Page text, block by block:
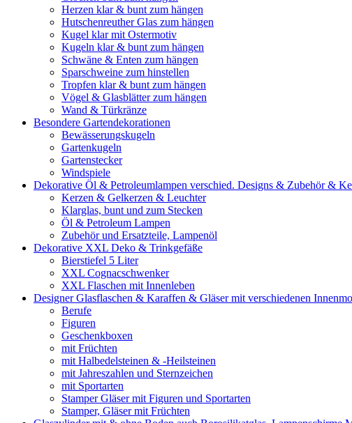
Herzen klar & bunt zum hängen
Hutschenreuther Glas zum hängen
Kugel klar mit Ostermotiv
Kugeln klar & bunt zum hängen
Schwäne & Enten zum hängen
Sparschweine zum hinstellen
Tropfen klar & bunt zum hängen
Vögel & Glasblätter zum hängen
Wand & Türkränze
Besondere Gartendekorationen
Bewässerungskugeln
Gartenkugeln
Gartenstecker
Windspiele
Dekorative Öl & Petroleumlampen verschied. Designs & Zubehör &
Kerzen & Gelkerzen & Leuchter
Klarglas, bunt und zum Stecken
Öl & Petroleum Lampen
Zubehör und Ersatzteile, Lampenöl
Dekorative XXL Deko & Trinkgefäße
Bierstiefel 5 Liter
XXL Cognacschwenker
XXL Flaschen mit Innenleben
Designer Glasflaschen & Karaffen & Gläser mit verschiedenen
Berufe
Figuren
Geschenkboxen
mit Früchten
mit Halbedelsteinen & -Heilsteinen
mit Jahreszahlen und Sternzeichen
mit Sportarten
Stamper Gläser mit Figuren und Sportarten
Stamper, Gläser mit Früchten